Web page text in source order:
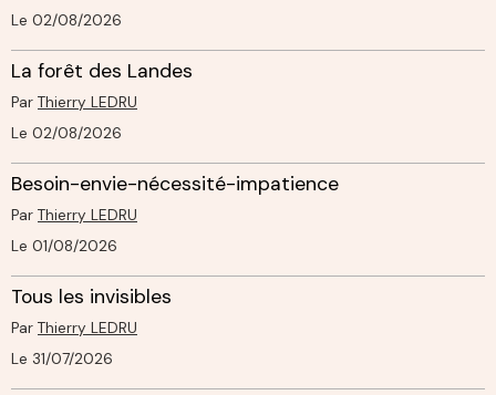
Le 02/08/2026
La forêt des Landes
Par Thierry LEDRU
Le 02/08/2026
Besoin-envie-nécessité-impatience
Par Thierry LEDRU
Le 01/08/2026
Tous les invisibles
Par Thierry LEDRU
Le 31/07/2026